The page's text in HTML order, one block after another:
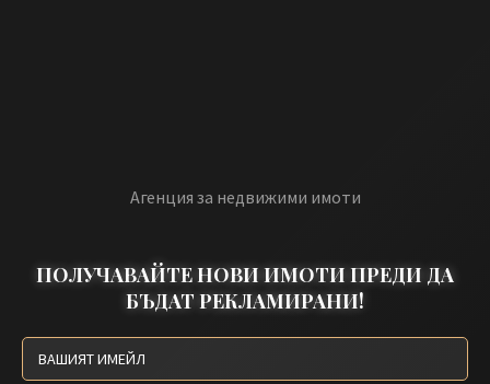
Агенция за недвижими имоти
ПОЛУЧАВАЙТЕ НОВИ ИМОТИ ПРЕДИ ДА
БЪДАТ РЕКЛАМИРАНИ!